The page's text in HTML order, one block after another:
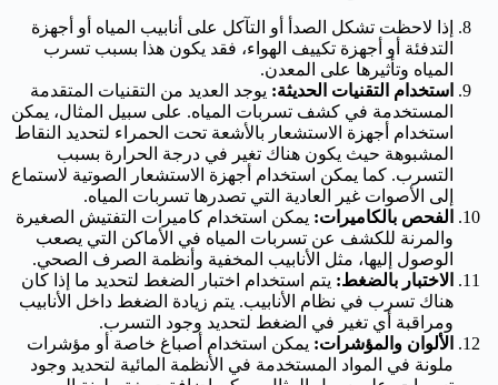
إذا لاحظت تشكل الصدأ أو التآكل على أنابيب المياه أو أجهزة
التدفئة أو أجهزة تكييف الهواء، فقد يكون هذا بسبب تسرب
المياه وتأثيرها على المعدن.
استخدام التقنيات الحديثة: يوجد العديد من التقنيات المتقدمة
المستخدمة في كشف تسربات المياه. على سبيل المثال، يمكن
استخدام أجهزة الاستشعار بالأشعة تحت الحمراء لتحديد النقاط
المشبوهة حيث يكون هناك تغير في درجة الحرارة بسبب
التسرب. كما يمكن استخدام أجهزة الاستشعار الصوتية لاستماع
إلى الأصوات غير العادية التي تصدرها تسربات المياه.
الفحص بالكاميرات: يمكن استخدام كاميرات التفتيش الصغيرة
والمرنة للكشف عن تسربات المياه في الأماكن التي يصعب
الوصول إليها، مثل الأنابيب المخفية وأنظمة الصرف الصحي.
الاختبار بالضغط: يتم استخدام اختبار الضغط لتحديد ما إذا كان
هناك تسرب في نظام الأنابيب. يتم زيادة الضغط داخل الأنابيب
ومراقبة أي تغير في الضغط لتحديد وجود التسرب.
الألوان والمؤشرات: يمكن استخدام أصباغ خاصة أو مؤشرات
ملونة في المواد المستخدمة في الأنظمة المائية لتحديد وجود